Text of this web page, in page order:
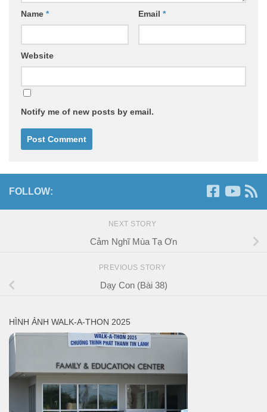
Name * Email *
Website
Notify me of new posts by email.
FOLLOW:
NEXT STORY
Cảm Nghĩ Mùa Tạ Ơn
PREVIOUS STORY
Dạy Con (Bài 38)
HÌNH ẢNH WALK-A-THON 2025